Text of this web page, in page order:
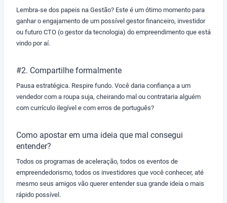
Lembra-se dos papeis na Gestão? Este é um ótimo momento para
ganhar o engajamento de um possível gestor financeiro, investidor
ou futuro CTO (o gestor da tecnologia) do empreendimento que está
vindo por aí.
#2. Compartilhe formalmente
Pausa estratégica. Respire fundo. Você daria confiança a um
vendedor com a roupa suja, cheirando mal ou contrataria alguém
com currículo ilegível e com erros de português?
Como apostar em uma ideia que mal consegui
entender?
Todos os programas de aceleração, todos os eventos de
empreendedorismo, todos os investidores que você conhecer, até
mesmo seus amigos vão querer entender sua grande ideia o mais
rápido possível.